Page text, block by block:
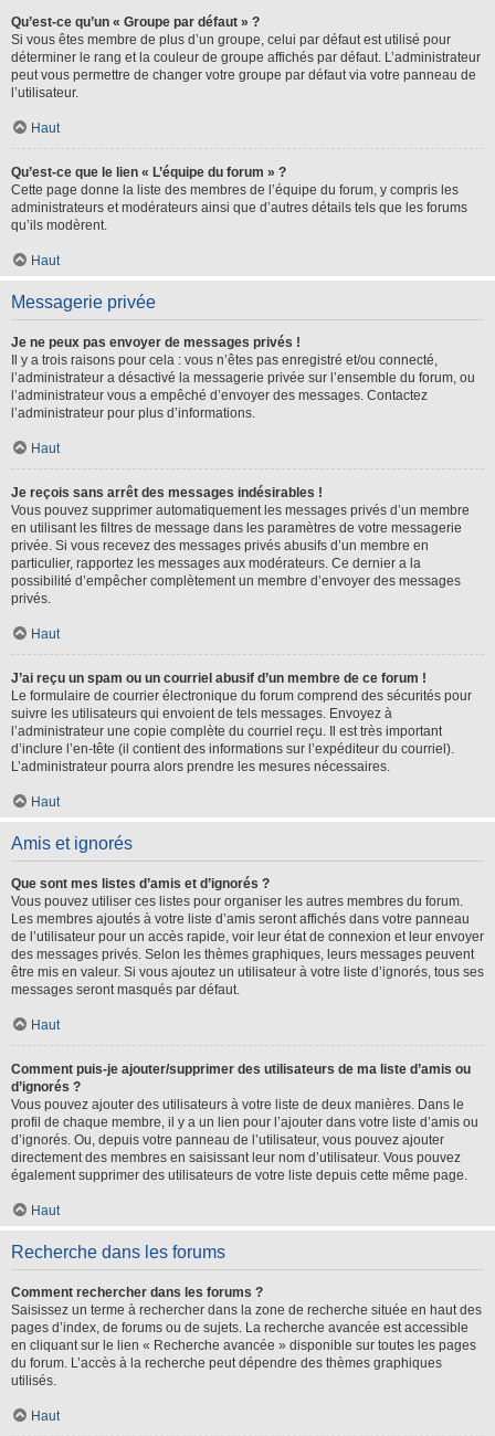
Qu’est-ce qu’un « Groupe par défaut » ?
Si vous êtes membre de plus d’un groupe, celui par défaut est utilisé pour
déterminer le rang et la couleur de groupe affichés par défaut. L’administrateur
peut vous permettre de changer votre groupe par défaut via votre panneau de
l’utilisateur.
Haut
Qu’est-ce que le lien « L’équipe du forum » ?
Cette page donne la liste des membres de l’équipe du forum, y compris les
administrateurs et modérateurs ainsi que d’autres détails tels que les forums
qu’ils modèrent.
Haut
Messagerie privée
Je ne peux pas envoyer de messages privés !
Il y a trois raisons pour cela : vous n’êtes pas enregistré et/ou connecté,
l’administrateur a désactivé la messagerie privée sur l’ensemble du forum, ou
l’administrateur vous a empêché d’envoyer des messages. Contactez
l’administrateur pour plus d’informations.
Haut
Je reçois sans arrêt des messages indésirables !
Vous pouvez supprimer automatiquement les messages privés d’un membre
en utilisant les filtres de message dans les paramètres de votre messagerie
privée. Si vous recevez des messages privés abusifs d’un membre en
particulier, rapportez les messages aux modérateurs. Ce dernier a la
possibilité d’empêcher complètement un membre d’envoyer des messages
privés.
Haut
J’ai reçu un spam ou un courriel abusif d’un membre de ce forum !
Le formulaire de courrier électronique du forum comprend des sécurités pour
suivre les utilisateurs qui envoient de tels messages. Envoyez à
l’administrateur une copie complète du courriel reçu. Il est très important
d’inclure l’en-tête (il contient des informations sur l’expéditeur du courriel).
L’administrateur pourra alors prendre les mesures nécessaires.
Haut
Amis et ignorés
Que sont mes listes d’amis et d’ignorés ?
Vous pouvez utiliser ces listes pour organiser les autres membres du forum.
Les membres ajoutés à votre liste d’amis seront affichés dans votre panneau
de l’utilisateur pour un accès rapide, voir leur état de connexion et leur envoyer
des messages privés. Selon les thèmes graphiques, leurs messages peuvent
être mis en valeur. Si vous ajoutez un utilisateur à votre liste d’ignorés, tous ses
messages seront masqués par défaut.
Haut
Comment puis-je ajouter/supprimer des utilisateurs de ma liste d’amis ou
d’ignorés ?
Vous pouvez ajouter des utilisateurs à votre liste de deux manières. Dans le
profil de chaque membre, il y a un lien pour l’ajouter dans votre liste d’amis ou
d’ignorés. Ou, depuis votre panneau de l’utilisateur, vous pouvez ajouter
directement des membres en saisissant leur nom d’utilisateur. Vous pouvez
également supprimer des utilisateurs de votre liste depuis cette même page.
Haut
Recherche dans les forums
Comment rechercher dans les forums ?
Saisissez un terme à rechercher dans la zone de recherche située en haut des
pages d’index, de forums ou de sujets. La recherche avancée est accessible
en cliquant sur le lien « Recherche avancée » disponible sur toutes les pages
du forum. L’accès à la recherche peut dépendre des thèmes graphiques
utilisés.
Haut